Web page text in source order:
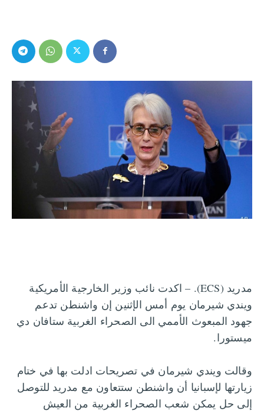
مدريد (ECS). – اكدت نائب وزير الخارجية الأمريكية
ويندي شيرمان يوم أمس الإثنين إن واشنطن تدعم
جهود المبعوث الأممي الى الصحراء الغربية ستافان دي
ميستورا.
وقالت ويندي شيرمان في تصريحات ادلت بها في ختام
زيارتها لإسبانيا أن واشنطن ستتعاون مع مدريد للتوصل
إلى حل يمكن شعب الصحراء الغربية من العيش